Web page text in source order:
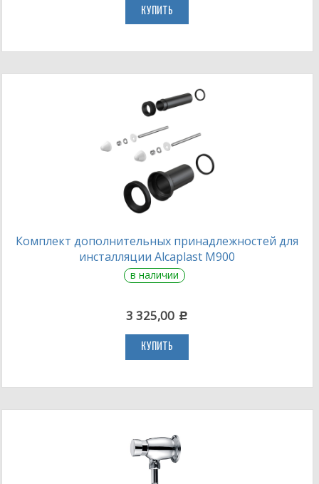
КУПИТЬ
Комплект дополнительных принадлежностей для
инсталляции Alcaplast M900
в наличии
3 325,00 c
КУПИТЬ